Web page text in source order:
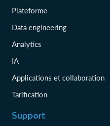
Plateforme
Data engineering
Analytics
IA
Applications et collaboration
Tarification
Support